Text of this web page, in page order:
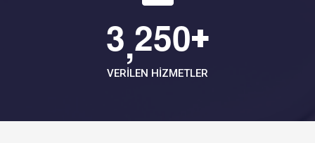
3,250+
VERILEN HIZMETLER